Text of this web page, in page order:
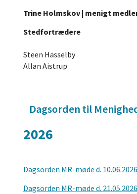
Trine Holmskov | menigt
Stedfortrædere
Steen Hasselby
Allan Aistrup
Dagsorden til
2026
Dagsorden MR-møde d. 10.06.2026
Dagsorden MR-møde d.